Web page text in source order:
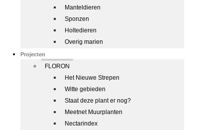
Manteldieren
Sponzen
Holtedieren
Overig marien
Projecten
FLORON
Het Nieuwe Strepen
Witte gebieden
Staat deze plant er nog?
Meetnet Muurplanten
Nectarindex